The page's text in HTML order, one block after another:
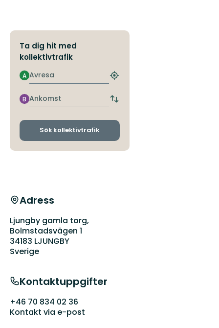
Ta dig hit med
kollektivtrafik
Avresa
A
Hitta
hållplats
Ankomst
B
Byt
och
Sök kollektivtrafik
Adress
Ljungby gamla torg,
Bolmstadsvägen 1
34183 LJUNGBY
Sverige
Kontaktuppgifter
+46 70 834 02 36
Kontakt via e-post